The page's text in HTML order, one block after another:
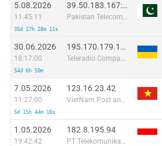
5.08.2026
11:45:11
35d 17h 28m 11s
39.50.183.167:45032
Pakistan Telecommuication company limited
30.06.2026
18:17:00
54d 6h 50m
195.170.179.140:28423
Teleradio Company Cable Television Network Ltd
7.05.2026
11:27:00
5d 15h 44m 18s
123.16.23.42
VietNam Post and Telecom Corporation
1.05.2026
19:42:42
182.8.195.94
PT Telekomunikasi Selular Indonesia